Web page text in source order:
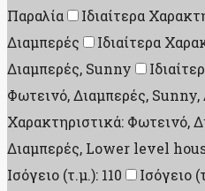
Παραλία
Ιδιαίτερα
Διαμπερές
Ιδιαίτερα
Διαμπερές, Sunny
Φωτεινό, Διαμπερές, Sunny,
Χαρακτηριστικά: Φωτεινό,
Διαμπερές, Lower level
Ισόγειο (τ.μ.): 110
Ισόγειο